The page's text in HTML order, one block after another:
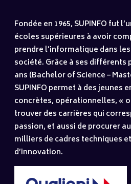
Fondée en 1965, SUPINFO fut
écoles supérieures à avoir
prendre l’informatique dans
société. Grâce à ses différents
ans (Bachelor of Science –
SUPINFO permet à des jeunes
concrètes, opérationnelles, «
trouver des carrières qui
passion, et aussi de procurer
milliers de cadres techniques
d’innovation.